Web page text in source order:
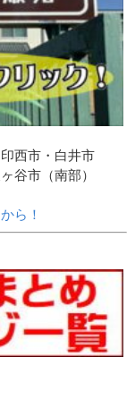
西市・白井市
谷市（南部）
ら！